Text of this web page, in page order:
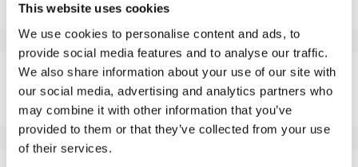
This website uses cookies
We use cookies to personalise content and ads, to
provide social media features and to analyse our traffic.
We also share information about your use of our site with
our social media, advertising and analytics partners who
may combine it with other information that you’ve
provided to them or that they’ve collected from your use
of their services.
SKU
EAN
8718116155577
Especificações
Banda de rodagem não
marcante
Sim
Diâmetro da roda (mm)
50